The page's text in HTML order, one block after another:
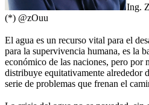
Ing.
(*) @zOuu
El agua es un recurso vital para el
para la supervivencia humana, es la
económico de las naciones, pero por
distribuye equitativamente alrededor
serie de problemas que frenan el